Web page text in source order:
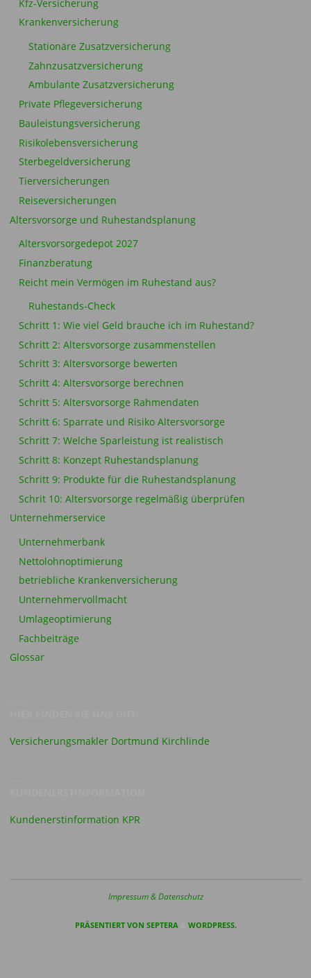
Kfz-Versicherung
Krankenversicherung
Stationäre Zusatzversicherung
Zahnzusatzversicherung
Ambulante Zusatzversicherung
Private Pflegeversicherung
Bauleistungsversicherung
Risikolebensversicherung
Sterbegeldversicherung
Tierversicherungen
Reiseversicherungen
Altersvorsorge und Ruhestandsplanung
Altersvorsorgedepot 2027
Finanzberatung
Reicht mein Vermögen im Ruhestand aus?
Ruhestands-Check
Schritt 1: Wie viel Geld brauche ich im Ruhestand?
Schritt 2: Altersvorsorge zusammenstellen
Schritt 3: Altersvorsorge bewerten
Schritt 4: Altersvorsorge berechnen
Schritt 5: Altersvorsorge Rahmendaten
Schritt 6: Sparrate und Risiko Altersvorsorge
Schritt 7: Welche Sparleistung ist realistisch
Schritt 8: Konzept Ruhestandsplanung
Schritt 9: Produkte für die Ruhestandsplanung
Schrit 10: Altersvorsorge regelmäßig überprüfen
Unternehmerservice
Unternehmerbank
Nettolohnoptimierung
betriebliche Krankenversicherung
Unternehmervollmacht
Umlageoptimierung
Fachbeiträge
Glossar
Versicherungsmakler Dortmund Kirchlinde
Kundenerstinformation KPR
Impressum & Datenschutz
PRÄSENTIERT VON SEPTERA& WORDPRESS.